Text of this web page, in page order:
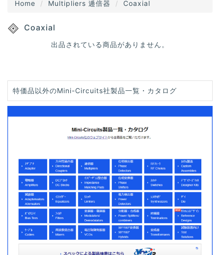
Home Multipliers 逓倍器 Coaxial
Coaxial
出品されている商品がありません。
特価品以外のMini-Circuits社製品一覧・カタログ